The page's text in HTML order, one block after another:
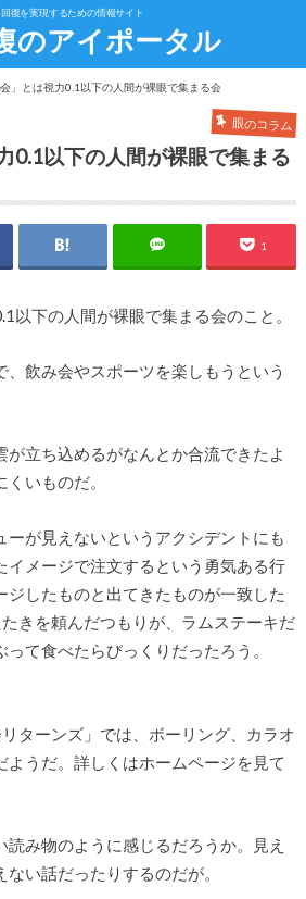
復を実現するための情報サイト
のアイポータル
会」とは視力0.1以下の人間が裸眼で集まる会
眼のコラム
0.1以下の人間が裸眼で集まる
1
以下の人間が裸眼で集まる会のこと。
飲み会やスポーツを楽しもうという
が立ち込めるがなんとか合流できたよ
いものだ。
ーが見えないというアクシデントにも
イメージで注文するという勇気ある行
ジしたものと出てきたものが一致した
きを頼んだつもりが、ラムステーキだ
て食べたらびっくりだったろう。
ターンズ」では、ボーリング、カラオ
ようだ。詳しくはホームページを見て
み物のように感じるだろうか。見え
い話だったりするのだが。